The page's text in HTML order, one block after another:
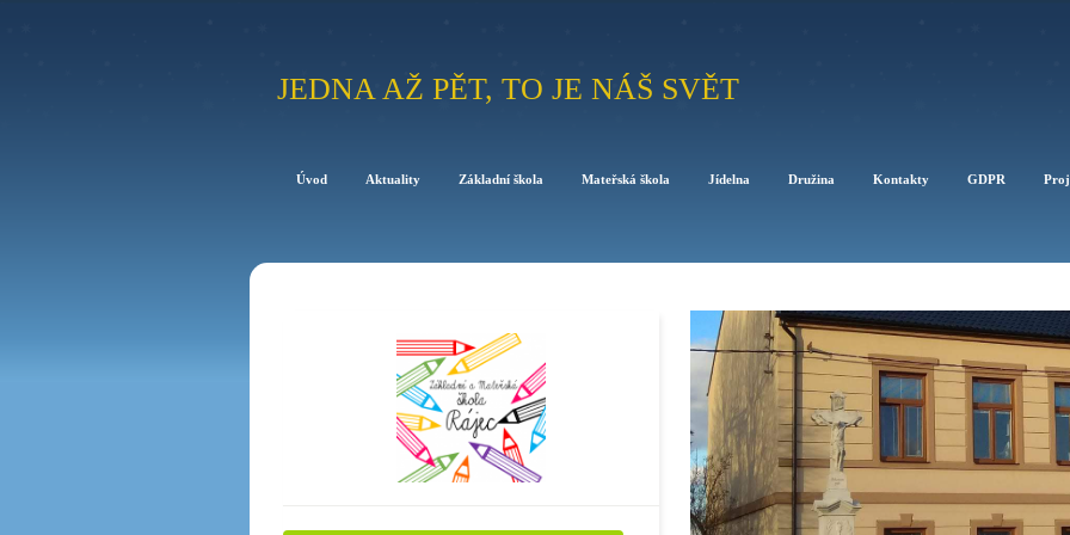
JEDNA AŽ PĚT, TO JE NÁŠ SVĚT
Úvod Aktuality Základní škola Mateřská škola Jídelna Družina Kontakty GDPR